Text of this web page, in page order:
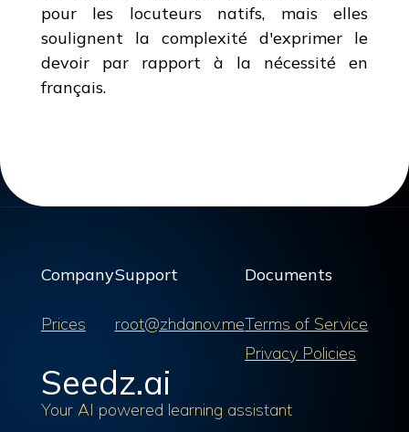
pour les locuteurs natifs, mais elles
soulignent la complexité d'exprimer le
devoir par rapport à la nécessité en
français.
Company
Prices
Support
root@zhdanov.me
Documents
Terms of Service
Privacy Policies
Seedz.ai
Your AI powered learning assistant